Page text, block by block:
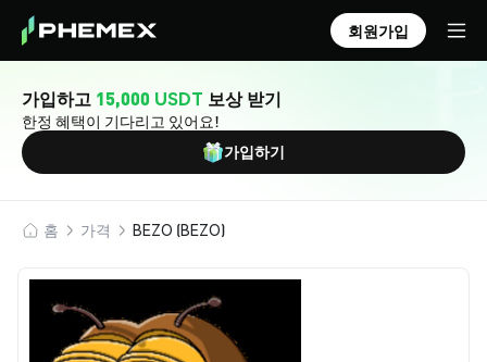
회원가입
가입하고 15,000 USDT 보상 받기
한정 혜택이 기다리고 있어요!
가입하기
홈 가격 BEZO (BEZO)